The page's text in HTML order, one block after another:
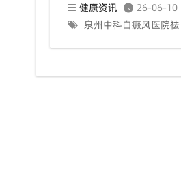
健康资讯
26-06-10
泉州中科白癜风医院